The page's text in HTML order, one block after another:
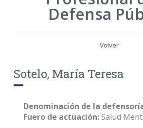
Defensa
Volver
Sotelo, María Teresa
Denominación de la
Fuero de actuación:Salud